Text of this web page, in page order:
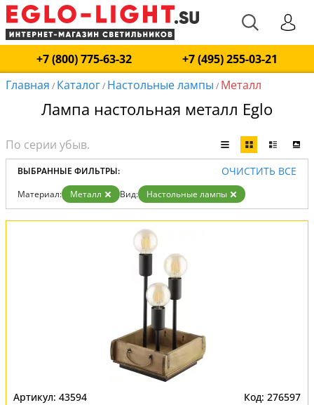
+7 (800) 775-63-32
+7 (495) 255-03-21
Главная / Каталог/ Настольные лампы / Металл
Лампа настольная металл Eglo
ВЫБРАННЫЕ ФИЛЬТРЫ: ОЧИСТИТЬ ВСЕ
Материал: Металл Вид: Настольные лампы
43594 276597